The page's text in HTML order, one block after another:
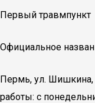
Первый травмпункт
Официальное
Пермь, ул. Шишкина,
работы: с